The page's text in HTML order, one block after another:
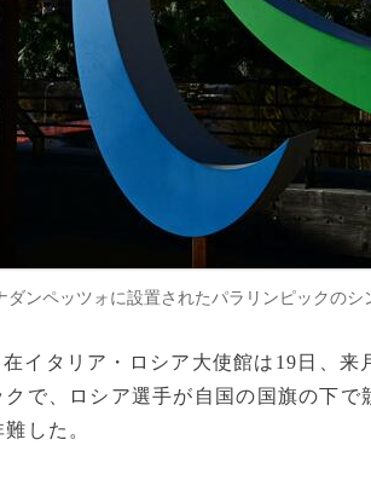
ダンペッツォに設置されたパラリンピックのシ
在イタリア・ロシア大使館は19日、
で、ロシア選手が自国の国旗の下
した。